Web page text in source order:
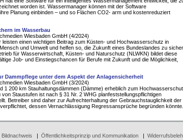
worden ist. Wassermanager können mit der Software
Planung einbinden – und so Flächen CO2- arm und kostenreduziert
im Wasserbau
Wiesbaden GmbH (4/2024)
leisten einen wichtigen Beitrag zum Küsten- und Hochwasserschutz in
und Umwelt und helfen so, die Zukunft eines Bundeslandes zu
für Wasserwirtschaft, Küsten- und Naturschutz (NLWKN) bildet diese
Job- und Einstiegschancen für Berufe mit Zukunft und die Möglichkeit,
Dammpflege unter dem Aspekt der Anlagensicherheit
Wiesbaden GmbH (3/2024)
1 200 km Stauhaltungsdämmen (Dämme) erheblich zum
Staustufen ist nach § 31 Nr. 2 WHG planfeststellungspflichtigen
Betreiber sind daher zur Aufrechterhaltung der Gebrauchstauglichkeit der
dessen Vernachlässigung Regressansprüche begründen könnte.
Bildnachweis Öffentlichkeitsprinzip und Kommunikation|